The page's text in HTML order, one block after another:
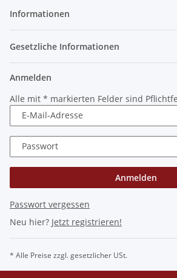
Informationen
Gesetzliche Informationen
Anmelden
Alle mit * markierten Felder sind
E-Mail-Adresse
Passwort
Anmelden
Passwort vergessen
Neu hier? Jetzt registrieren!
* Alle Preise zzgl. gesetzlicher USt.